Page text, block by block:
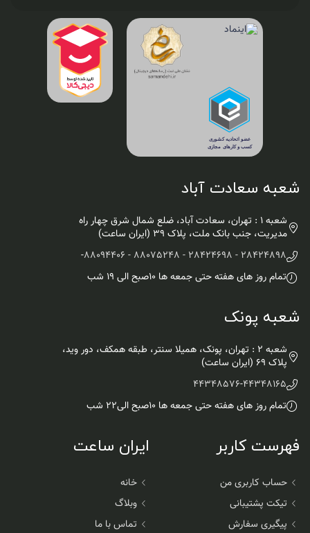
شعبه سعادت آباد
شعبه 1 : تهران، سعادت آباد، ضلع شمال شرق چهار راه
مدیریت، جنب بانک ملت، پلاک ۳۹ (ایران ساعت)
28424898 - 28424698 - 88075248 - 88094406
-
تمام روز های هفته حتی جمعه ها ۱۰صبح الی ۱۹ شب
شعبه پونک
شعبه 2 : تهران، پونک، همیلا سنتر، طبقه همکف، دور وید،
پلاک 69 (ایران ساعت)
44348165
-
44348576
تمام روز های هفته حتی جمعه ها ۱۰صبح الی۲۲ شب
فهرست کاربر
حساب کاربری من
تیکت پشتیبانی
پیگیری سفارش
ایران ساعت
خانه
وبلاگ
تماس با ما